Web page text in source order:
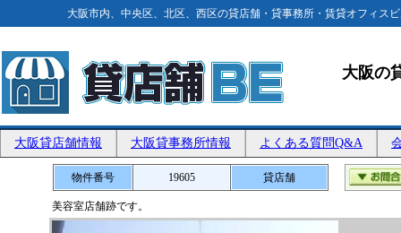
大阪市内、中央区、北区、西区の貸店舗・貸事務所・賃貸オフィス
大阪の
大阪貸店舗情報 大阪貸事務所情報 よくある質問Q&A
物件番号 19605 貸店舗
美容室店舗跡です。